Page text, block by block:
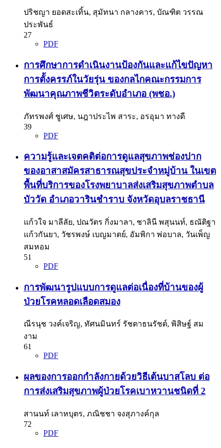
ปริชญา ยอดสะเทิ้น, สุมัทนา กลางคาร, บัณฑิต วรรณ
ประพันธ์
27
PDF
การศึกษาการดำเนินงานป้องกันและแก้ไขปัญหา
การตั้งครรภ์ในวัยรุ่น ของกลไกคณะกรรมการ
พัฒนาคุณภาพชีวิตระดับอำเภอ (พชอ.)
ภัทรพงศ์ ชูเศษ, นฎาประไพ สาระ, อรอุมา ทางดี
39
PDF
ความรู้และเจตคติต่อการดูแลสุขภาพช่องปาก
ของอาสาสมัครสาธารณสุขประจำหมู่บ้าน ในเขต
พื้นที่บริการของโรงพยาบาลส่งเสริมสุขภาพตำบล
บัววัด อำเภอวารินชำราบ จังหวัดอุบลราชธานี
แก้วใจ มาลีลัย, ปณวัตร กิ่งมาลา, ชาลินี พสุนนท์, ธณัติฐา
แก้วกันยา, วัชรพงษ์ เบญมาตย์, อัมพิกา พ่อบาล, วันเพ็ญ
สมหอม
51
PDF
การพัฒนารูปแบบการดูแลต่อเนื่องที่บ้านของผู้
ป่วยโรคหลอดเลือดสมอง
ณีรนุช วงค์เจริญ, ทัศนมินทร์ รัชตาธนรัชต์, พิสิษฐ์ สม
งาม
61
PDF
ผลของการออกกำลังกายด้วยวิธีเต้นบาสโลบ ต่อ
การส่งเสริมสุขภาพผู้ป่วยโรคเบาหวานชนิดที่ 2
สานนท์ เลาหบุตร, ภณิชชา จงสุภางค์กุล
72
PDF